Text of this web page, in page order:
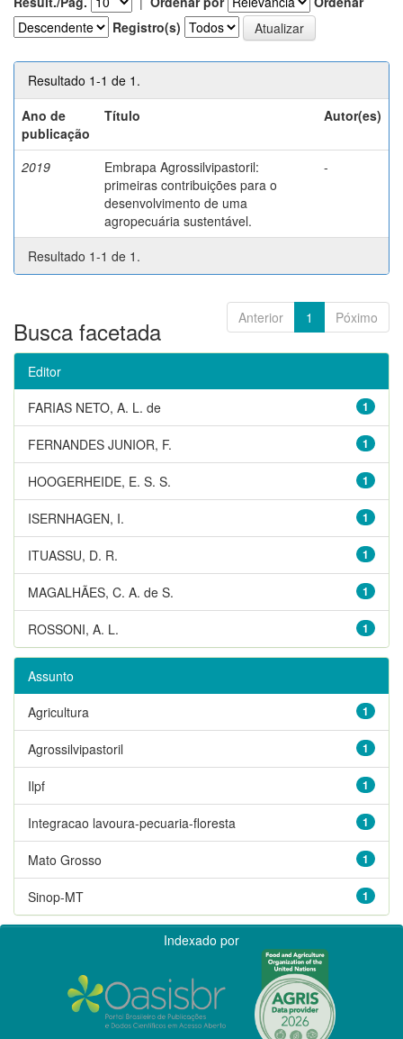
Registro(s)
Resultado 1-1 de 1.
Ano de
publicação
Título Autor(es)
2019
Embrapa Agrossilvipastoril:
primeiras contribuições para o
desenvolvimento de uma
agropecuária sustentável.
-
Resultado 1-1 de 1.
Anterior 1 Póximo
Busca facetada
Editor
1
FARIAS NETO, A. L. de
1
FERNANDES JUNIOR, F.
1
HOOGERHEIDE, E. S. S.
1
ISERNHAGEN, I.
1
ITUASSU, D. R.
1
MAGALHÃES, C. A. de S.
1
ROSSONI, A. L.
Assunto
1
Agricultura
1
Agrossilvipastoril
1
Ilpf
1
Integracao lavoura-pecuaria-floresta
1
Mato Grosso
1
Sinop-MT
Indexado por